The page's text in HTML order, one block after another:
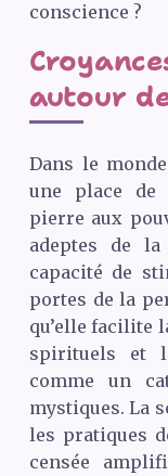
conscience ?
autour
Dans le
une place de
pierre aux
adeptes de
capacité de
portes de la
qu’elle facilite
spirituels et
comme un
mystiques. La
les pratiques
censée